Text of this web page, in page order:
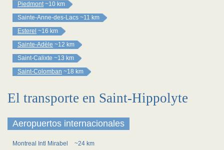
Piedmont ~10 km
Sainte-Anne-des-Lacs ~11 km
Esterel ~16 km
Sainte-Adèle ~12 km
Saint-Calixte ~13 km
Saint-Colomban ~18 km
El transporte en Saint-Hippolyte
Aeropuertos internacionales
Montreal Intl Mirabel
~24 km